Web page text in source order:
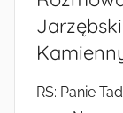
RS: Panie